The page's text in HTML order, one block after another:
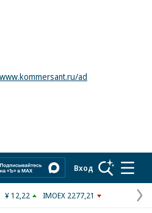
ad
Вход
¥ 12,22 IMOEX 2277,21